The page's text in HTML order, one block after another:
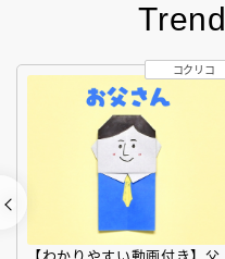
Trend
コクリコ